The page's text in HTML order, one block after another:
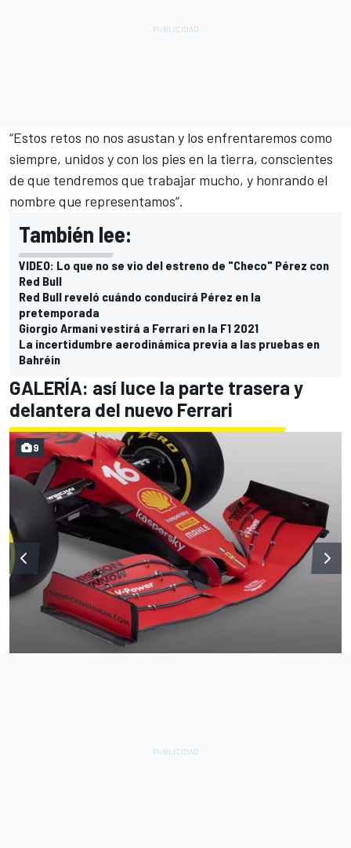
“Estos retos no nos asustan y los enfrentaremos como
siempre, unidos y con los pies en la tierra, conscientes
de que tendremos que trabajar mucho, y honrando el
nombre que representamos”.
También lee:
VIDEO: Lo que no se vio del estreno de "Checo" Pérez con
Red Bull
Red Bull reveló cuándo conducirá Pérez en la
pretemporada
Giorgio Armani vestirá a Ferrari en la F1 2021
La incertidumbre aerodinámica previa a las pruebas en
Bahréin
GALERÍA: así luce la parte trasera y
delantera del nuevo Ferrari
9